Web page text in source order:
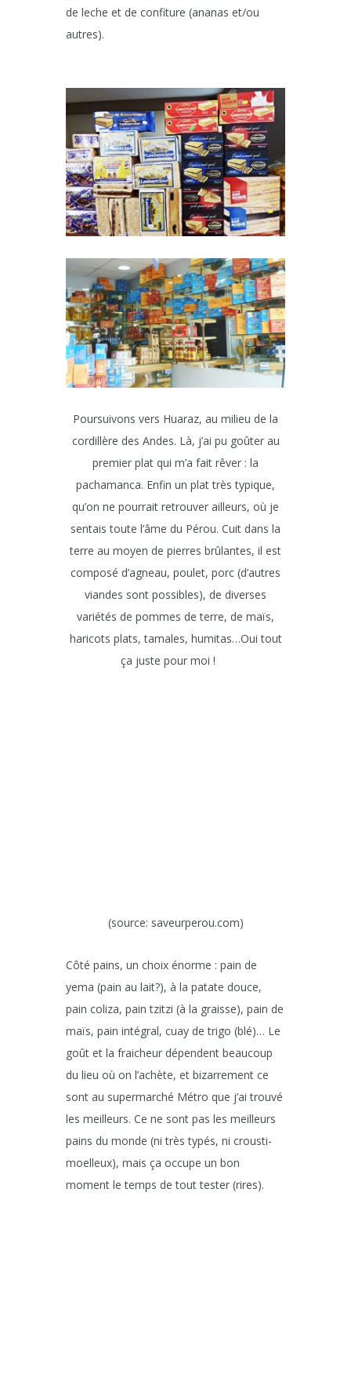
de leche et de confiture (ananas et/ou
autres).
Poursuivons vers Huaraz, au milieu de la
cordillère des Andes. Là, j’ai pu goûter au
premier plat qui m’a fait rêver : la
pachamanca. Enfin un plat très typique,
qu’on ne pourrait retrouver ailleurs, où je
sentais toute l’âme du Pérou. Cuit dans la
terre au moyen de pierres brûlantes, il est
composé d’agneau, poulet, porc (d’autres
viandes sont possibles), de diverses
variétés de pommes de terre, de maïs,
haricots plats, tamales, humitas…Oui tout
ça juste pour moi !
(source: saveurperou.com)
Côté pains, un choix énorme : pain de
yema (pain au lait?), à la patate douce,
pain coliza, pain tzitzi (à la graisse), pain de
maïs, pain intégral, cuay de trigo (blé)… Le
goût et la fraicheur dépendent beaucoup
du lieu où on l’achète, et bizarrement ce
sont au supermarché Métro que j’ai trouvé
les meilleurs. Ce ne sont pas les meilleurs
pains du monde (ni très typés, ni crousti-
moelleux), mais ça occupe un bon
moment le temps de tout tester (rires).